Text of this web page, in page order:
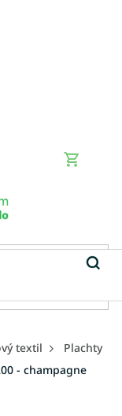
textil
Plachty
- champagne